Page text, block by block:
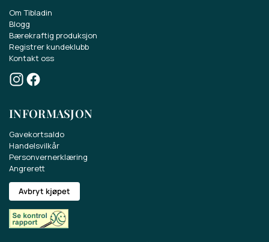
Om Tibladin
Blogg
Bærekraftig produksjon
Registrer kundeklubb
Kontakt oss
INFORMASJON
Gavekortsaldo
Handelsvilkår
Personvernerklæring
Angrerett
Avbryt kjøpet
Vind et gavekort på 500 kr.
Deltag i konkurrencen om et gavekort på
500 kr.
Få sidste nyt om vores sortiment, tilbud og
meget mere.